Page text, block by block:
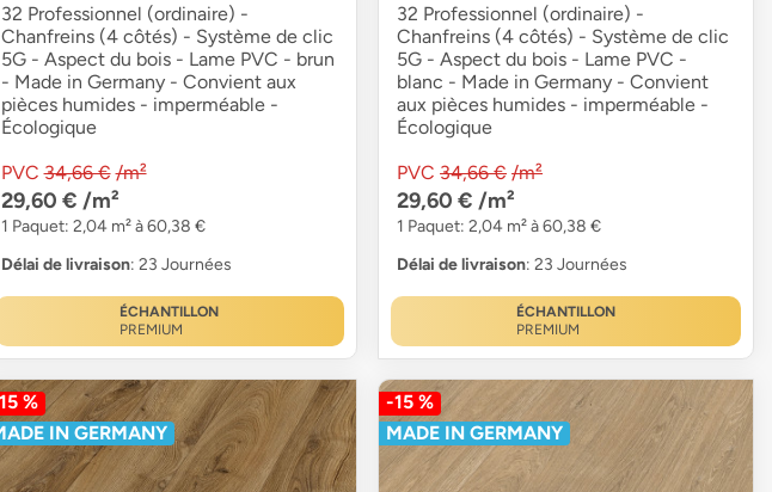
32 Professionnel (ordinaire) -
Chanfreins (4 côtés) - Système de clic
5G - Aspect du bois - Lame PVC - brun
- Made in Germany - Convient aux
pièces humides - imperméable -
Écologique
PVC 34,66 € /m²
29,60 € /m²
1 Paquet: 2,04 m² à 60,38 €
Délai de livraison: 23 Journées
ÉCHANTILLON
PREMIUM
32 Professionnel (ordinaire) -
Chanfreins (4 côtés) - Système de clic
5G - Aspect du bois - Lame PVC -
blanc - Made in Germany - Convient
aux pièces humides - imperméable -
Écologique
PVC 34,66 € /m²
29,60 € /m²
1 Paquet: 2,04 m² à 60,38 €
Délai de livraison: 23 Journées
ÉCHANTILLON
PREMIUM
%
IN GERMANY
-15 %
MADE IN GERMANY